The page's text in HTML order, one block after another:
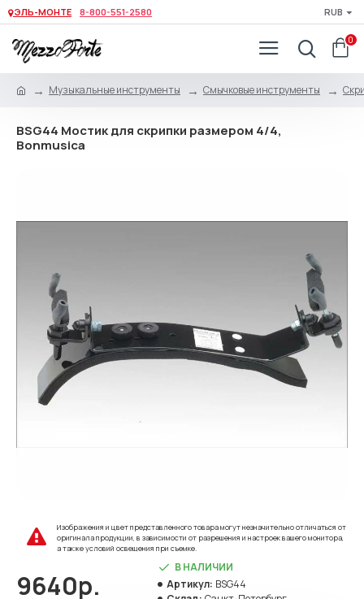
ЭЛЬ-МОНТЕ 8-800-551-2580 RUB
0
Музыкальные инструменты Смычковые инструменты
BSG44 Мостик для скрипки размером 4/4,
Bonmusica
Изображения и цвет представленного товара могут незначительно отличаться от
оригинала продукции, в зависимости от разрешения и настроек вашего монитора,
а также условий освещения при съемке.
9640р.
В НАЛИЧИИ
Артикул: BSG44